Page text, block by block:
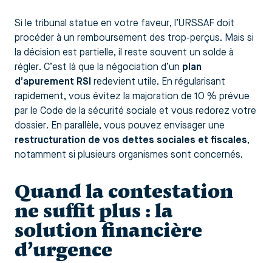
Si le tribunal statue en votre faveur, l’URSSAF doit
procéder à un remboursement des trop-perçus. Mais si
la décision est partielle, il reste souvent un solde à
régler. C’est là que la négociation d’un plan
d’apurement RSI redevient utile. En régularisant
rapidement, vous évitez la majoration de 10 % prévue
par le Code de la sécurité sociale et vous redorez votre
dossier. En parallèle, vous pouvez envisager une
restructuration de vos dettes sociales et fiscales,
notamment si plusieurs organismes sont concernés.
Quand la contestation
ne suffit plus : la
solution financière
d’urgence